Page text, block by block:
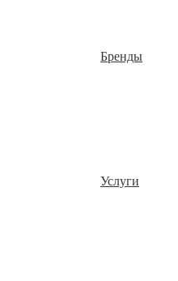
Бренды
Услуги